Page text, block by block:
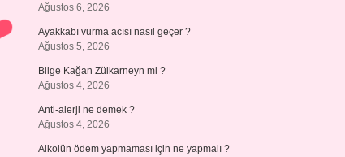
Ağustos 6, 2026
Ayakkabı vurma acısı nasıl geçer ?
Ağustos 5, 2026
Bilge Kağan Zülkarneyn mi ?
Ağustos 4, 2026
Anti-alerji ne demek ?
Ağustos 4, 2026
Alkolün ödem yapmaması için ne yapmalı ?